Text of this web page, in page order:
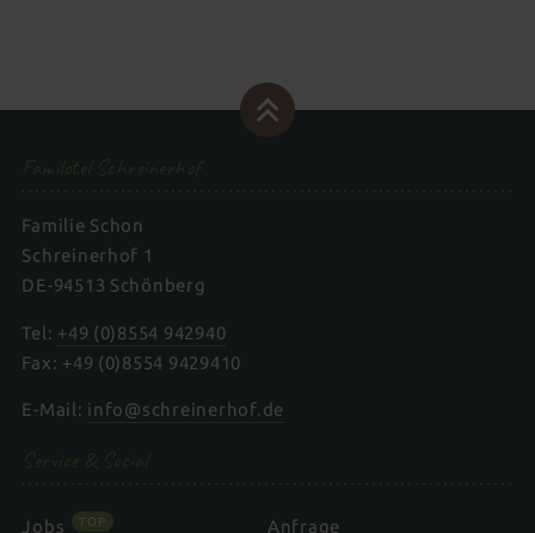
Familie Schon
Schreinerhof 1
DE-94513 Schönberg
Tel: +49 (0)8554 942940
Fax: +49 (0)8554 9429410
E-Mail: info@schreinerhof.de
Jobs TOP Anfrage